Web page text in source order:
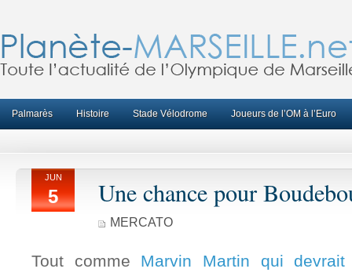
Palmarès Histoire Stade Vélodrome Joueurs de l’OM à l’Euro
JUN
5 Une chance pour
MERCATO
Tout comme Marvin Martin qui